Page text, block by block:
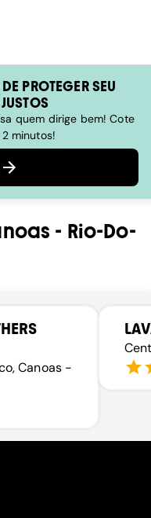
PROTEGER SEU
quem dirige bem! Cote
minutos!
- Rio-Do-
Canoas -